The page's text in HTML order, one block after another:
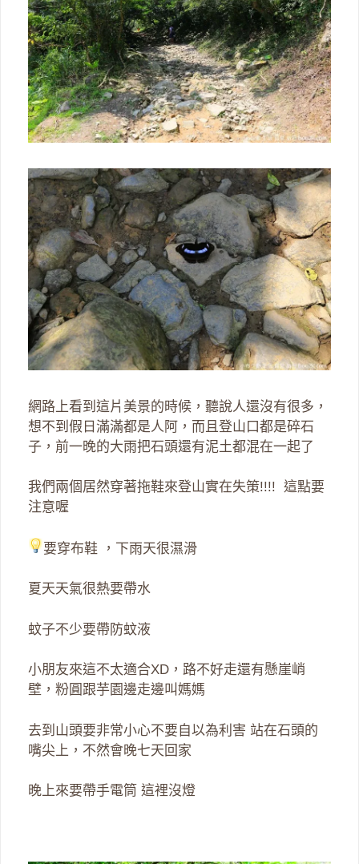
網路上看到這片美景的時候，聽說人還沒有很多，
想不到假日滿滿都是人阿，而且登山口都是碎石
子，前一晚的大雨把石頭還有泥土都混在一起了
我們兩個居然穿著拖鞋來登山實在失策!!!! 這點要
注意喔
要穿布鞋 ，下雨天很濕滑
夏天天氣很熱要帶水
蚊子不少要帶防蚊液
小朋友來這不太適合XD，路不好走還有懸崖峭
壁，粉圓跟芋園邊走邊叫媽媽
去到山頭要非常小心不要自以為利害 站在石頭的
嘴尖上，不然會晚七天回家
晚上來要帶手電筒 這裡沒燈